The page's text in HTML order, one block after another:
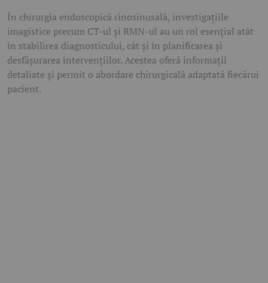
În chirurgia endoscopică rinosinusală, investigațiile
imagistice precum CT-ul și RMN-ul au un rol esențial atât
în stabilirea diagnosticului, cât și în planificarea și
desfășurarea intervențiilor. Acestea oferă informații
detaliate și permit o abordare chirurgicală adaptată fiecărui
pacient.